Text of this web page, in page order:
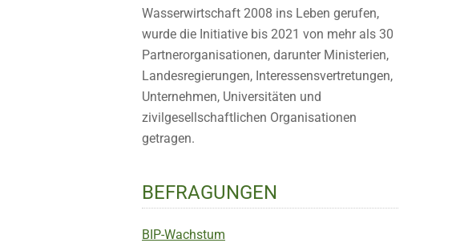
Wasserwirtschaft 2008 ins Leben gerufen,
wurde die Initiative bis 2021 von mehr als 30
Partnerorganisationen, darunter Ministerien,
Landesregierungen, Interessensvertretungen,
Unternehmen, Universitäten und
zivilgesellschaftlichen Organisationen
getragen.
BEFRAGUNGEN
BIP-Wachstum